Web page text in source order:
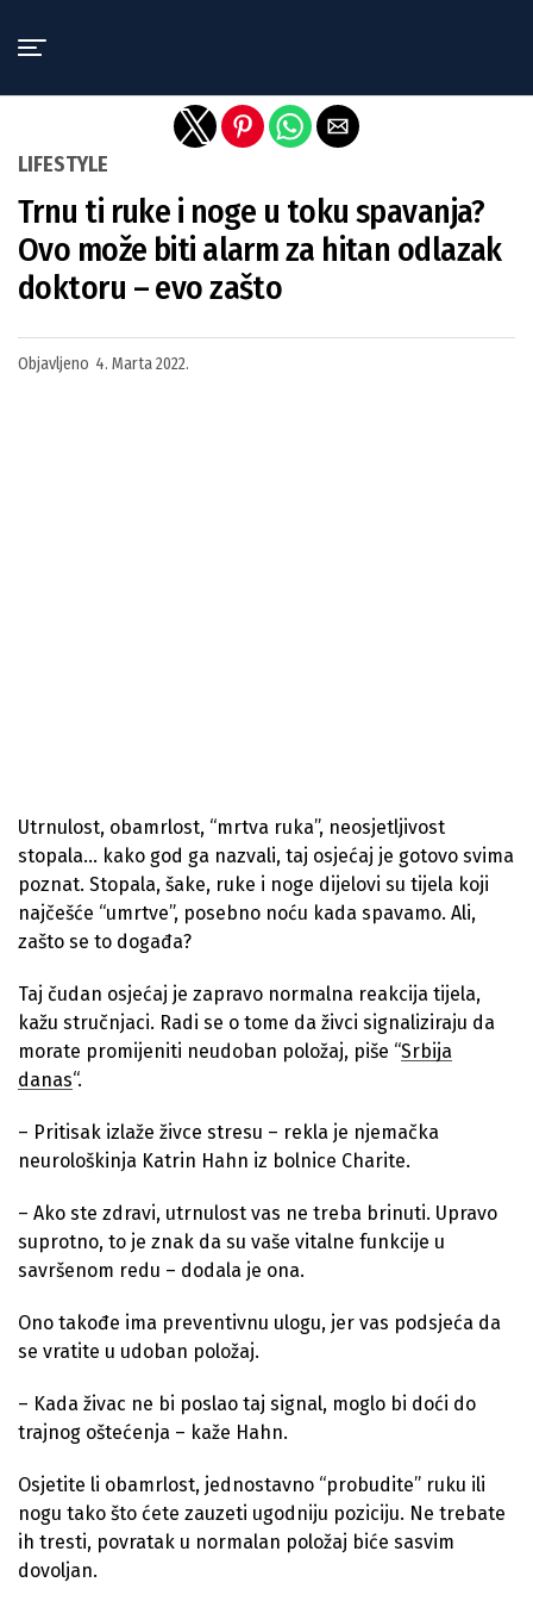
LIFESTYLE
Trnu ti ruke i noge u toku spavanja?
Ovo može biti alarm za hitan odlazak
doktoru – evo zašto
Objavljeno 4. Marta 2022.
Utrnulost, obamrlost, “mrtva ruka”, neosjetljivost
stopala… kako god ga nazvali, taj osjećaj je gotovo svima
poznat. Stopala, šake, ruke i noge dijelovi su tijela koji
najčešće “umrtve”, posebno noću kada spavamo. Ali,
zašto se to događa?
Taj čudan osjećaj je zapravo normalna reakcija tijela,
kažu stručnjaci. Radi se o tome da živci signaliziraju da
morate promijeniti neudoban položaj, piše “Srbija
danas“.
– Pritisak izlaže živce stresu – rekla je njemačka
neurološkinja Katrin Hahn iz bolnice Charite.
– Ako ste zdravi, utrnulost vas ne treba brinuti. Upravo
suprotno, to je znak da su vaše vitalne funkcije u
savršenom redu – dodala je ona.
Ono takođe ima preventivnu ulogu, jer vas podsjeća da
se vratite u udoban položaj.
– Kada živac ne bi poslao taj signal, moglo bi doći do
trajnog oštećenja – kaže Hahn.
Osjetite li obamrlost, jednostavno “probudite” ruku ili
nogu tako što ćete zauzeti ugodniju poziciju. Ne trebate
ih tresti, povratak u normalan položaj biće sasvim
dovoljan.